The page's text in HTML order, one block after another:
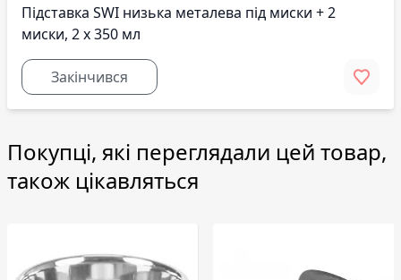
Підставка SWI низька металева під миски + 2
миски, 2 х 350 мл
Закінчився
Покупці, які переглядали цей товар,
також цікавляться